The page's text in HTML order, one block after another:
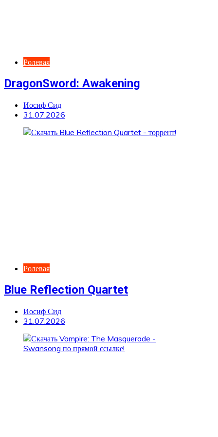
Ролевая
DragonSword: Awakening
Иосиф Сид
31.07.2026
Ролевая
Blue Reflection Quartet
Иосиф Сид
31.07.2026